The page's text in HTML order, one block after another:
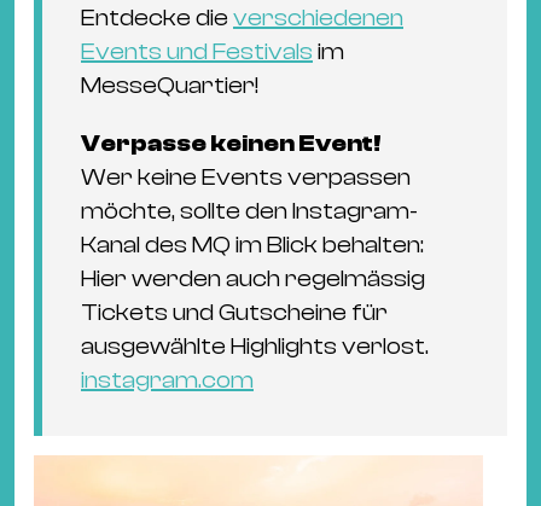
Entdecke die verschiedenen
Events und Festivals im
MesseQuartier!
Verpasse keinen Event!
Wer keine Events verpassen
möchte, sollte den Instagram-
Kanal des MQ im Blick behalten:
Hier werden auch regelmässig
Tickets und Gutscheine für
ausgewählte Highlights verlost.
instagram.com